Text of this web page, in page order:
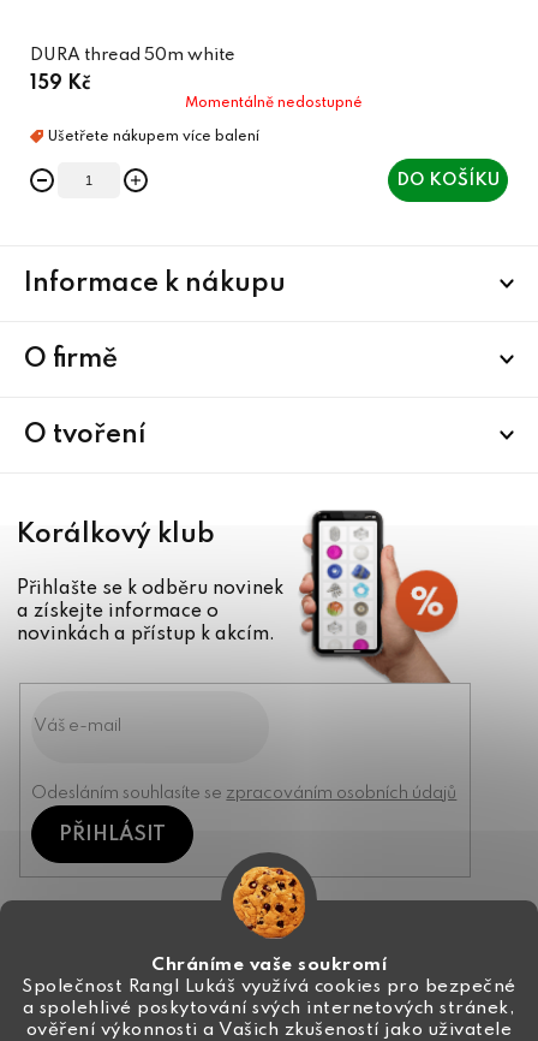
Chráníme vaše soukromí
Společnost Rangl Lukáš využívá cookies pro bezpečné
a spolehlivé poskytování svých internetových stránek,
ověření výkonnosti a Vašich zkušeností jako uživatele
DURA thread 50m white
159 Kč
Momentálně nedostupné
DO KOŠÍKU
Informace k nákupu
O firmě
O tvoření
Korálkový klub
Přihlašte se k odběru novinek
a získejte informace o
novinkách a přístup k akcím.
Odesláním souhlasíte se zpracováním osobních údajů
PŘIHLÁSIT
+420 774 444 191